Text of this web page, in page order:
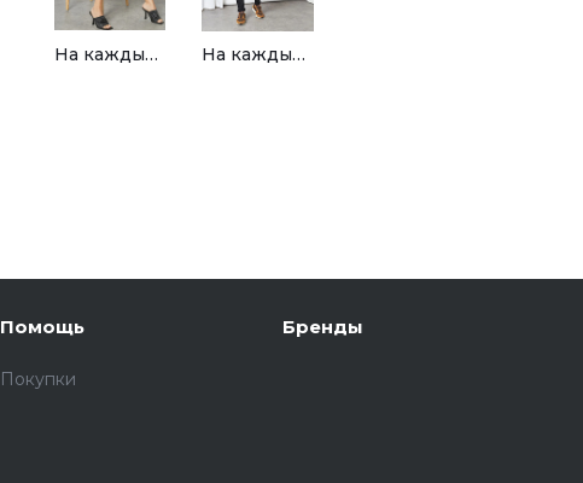
На каждый день На каждый день
Помощь
Покупки
Бренды